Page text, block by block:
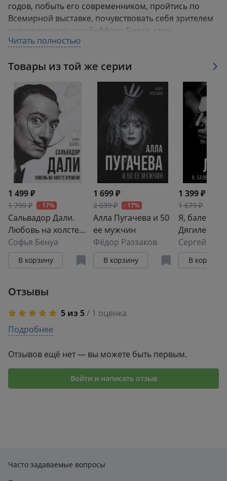
годов, побыть его современником, пройтись по
Всемирной выставке, почувствовать себя зрителем
великолепного шоу Буффало Билла, стать
участником той эпохи, которая подарила нам все те
Читать полностью
Товары из той же серии
1 499 ₽
1 799 ₽ - 17%
Сальвадор Дали.
Любовь на холсте
времени
Софья Бенуа
В корзину
1 699 ₽
2 039 ₽ - 17%
Алла Пугачева и 50
ее мужчин
Фёдор Раззаков
В корзину
1 399 ₽
1 679 ₽
Я, балет и
Дягилев
Сергей
В корзину
Отзывы
5 из 5/ 1 оценка
5
3
2
0
Подробнее
Отзывов ещё нет — вы можете быть первым.
Войти и написать отзыв
Часто задаваемые вопросы